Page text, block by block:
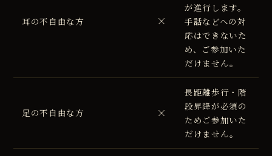
耳の不自由な方 ×
が進行します。
手話などへの対
応はできないた
め、ご参加いた
だけません。
足の不自由な方 ×
長距離歩行・階
段昇降が必須の
ためご参加いた
だけません。